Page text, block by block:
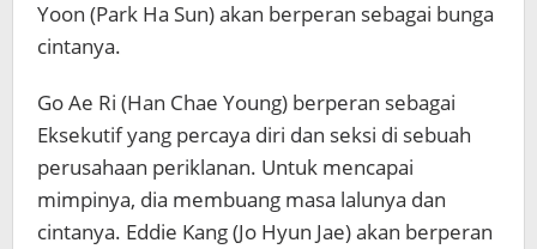
Yoon (Park Ha Sun) akan berperan sebagai bunga
cintanya.
Go Ae Ri (Han Chae Young) berperan sebagai
Eksekutif yang percaya diri dan seksi di sebuah
perusahaan periklanan. Untuk mencapai
mimpinya, dia membuang masa lalunya dan
cintanya. Eddie Kang (Jo Hyun Jae) akan berperan